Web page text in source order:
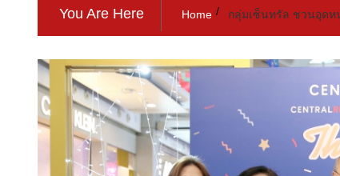
You Are Here Home กลุ่มเซ็นทรัล ชวนอุดห